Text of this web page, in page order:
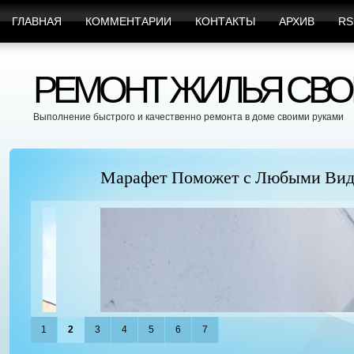
ГЛАВНАЯ КОММЕНТАРИИ КОНТАКТЫ АРХИВ
РЕМОНТ ЖИЛЬЯ
Выполнение быстрого и качественно ремонта в доме своими руками
Марафет Поможет с Любыми Видами
1 2 3 4 5 6 7